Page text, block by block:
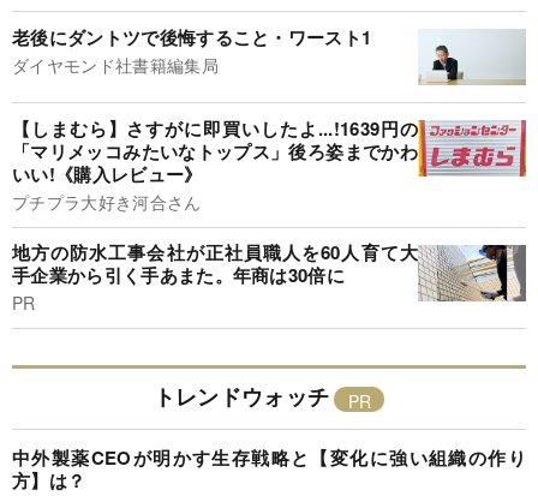
老後にダントツで後悔すること・ワースト1
ダイヤモンド社書籍編集局
【しまむら】さすがに即買いしたよ...!1639円の
「マリメッコみたいなトップス」後ろ姿までかわ
いい!《購入レビュー》
プチプラ大好き河合さん
地方の防水工事会社が正社員職人を60人育て大
手企業から引く手あまた。年商は30倍に
PR
トレンドウォッチ
中外製薬CEOが明かす生存戦略と【変化に強い組織の作り
方】は？